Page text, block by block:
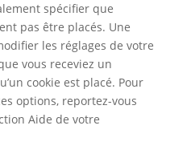
spécifier que
pas être placés. Une
les réglages de votre
vous receviez un
cookie est placé. Pour
options, reportez-vous
Aide de votre